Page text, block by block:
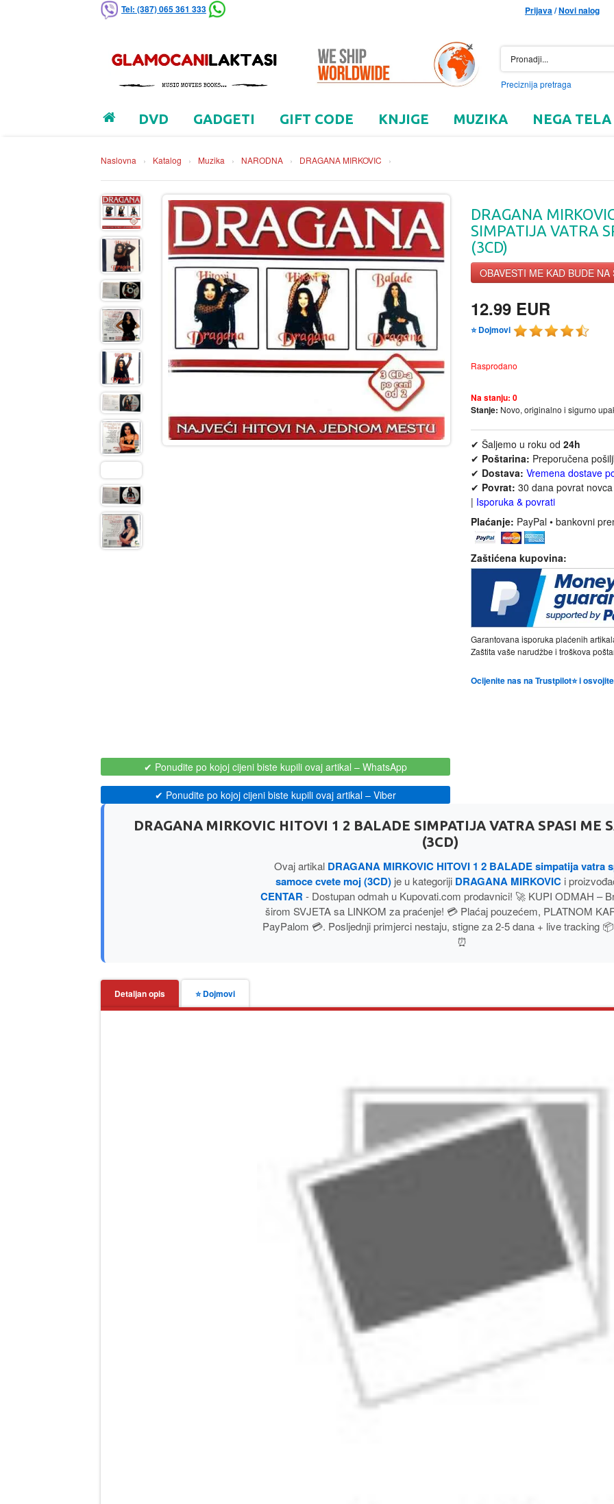
Tel: (387) 065 361 333 Prijava/Novi nalog
Preciznija pretraga
DVD GADGETI GIFT CODE KNJIGE MUZIKA NEGA TELA
Naslovna › Katalog › Muzika › NARODNA › DRAGANA MIRKOVIC ›
✔ Ponudite po kojoj cijeni biste kupili ovaj artikal – WhatsApp
✔ Ponudite po kojoj cijeni biste kupili ovaj artikal – Viber
DRAGANA
SIMPATIJA VATRA
(3CD)
OBAVESTI ME KAD BUDE NA
12.99 EUR
⭐ Dojmovi
Rasprodano
Na stanju: 0
Stanje: Novo, originalno i sigurno
✔ Šaljemo u roku od 24h
✔ Poštarina: Preporučena
✔ Dostava: Vremena dostave
✔ Povrat: 30 dana povrat
| Isporuka & povrati
Plaćanje: PayPal • bankovni
Zaštićena kupovina:
Garantovana isporuka plaćenih
Zaštita vaše narudžbe i troškova
Ocijenite nas na Trustpilot⭐ i
DRAGANA MIRKOVIC HITOVI 1 2 BALADE SIMPATIJA VATRA SPASI ME
(3CD)
Ovaj artikal DRAGANA MIRKOVIC HITOVI 1 2 BALADE simpatija vatra
samoce cvete moj (3CD) je u kategoriji DRAGANA MIRKOVIC i
CENTAR - Dostupan odmah u Kupovati.com prodavnici! 🚀 KUPI ODMAH –
širom SVJETA sa LINKOM za praćenje! 💳 Plaćaj pouzećem, PLATNOM
PayPalom 💳. Posljednji primjerci nestaju, stigne za 2-5 dana + live tracking
⏰
Detaljan opis ⭐ Dojmovi